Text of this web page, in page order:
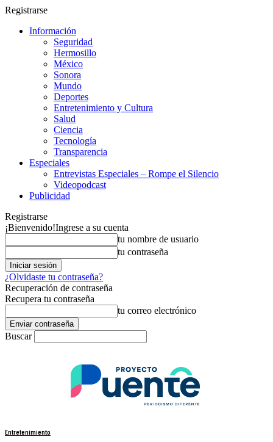
Registrarse
Información
Seguridad
Hermosillo
México
Sonora
Mundo
Deportes
Entretenimiento y Cultura
Salud
Ciencia
Tecnología
Transparencia
Especiales
Entrevistas Especiales – Rompe el Silencio
Videopodcast
Publicidad
Registrarse
¡Bienvenido!Ingrese a su cuenta
tu nombre de usuario
tu contraseña
¿Olvidaste tu contraseña?
Recuperación de contraseña
Recupera tu contraseña
tu correo electrónico
Buscar
Entretenimiento